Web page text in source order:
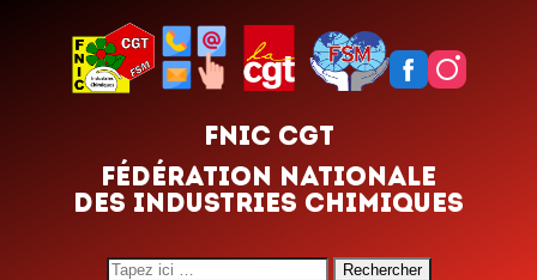
FNIC CGT
FÉDÉRATION NATIONALE
DES INDUSTRIES CHIMIQUES
Search